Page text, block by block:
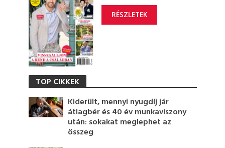
RÉSZLETEK
TOP CIKKEK
Kiderült, mennyi nyugdíj jár
átlagbér és 40 év munkaviszony
után: sokakat meglephet az
összeg